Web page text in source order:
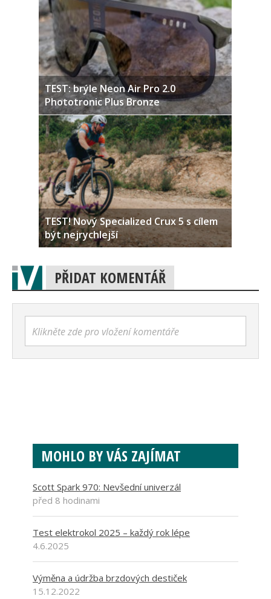
TEST: brýle Neon Air Pro 2.0
Phototronic Plus Bronze
TEST! Nový Specialized Crux 5 s cílem
být nejrychlejší
PŘIDAT KOMENTÁŘ
Klikněte zde pro vložení komentáře
MOHLO BY VÁS ZAJÍMAT
Scott Spark 970: Nevšední univerzál
před 8 hodinami
Test elektrokol 2025 – každý rok lépe
4.6.2025
Výměna a údržba brzdových destiček
15.12.2022